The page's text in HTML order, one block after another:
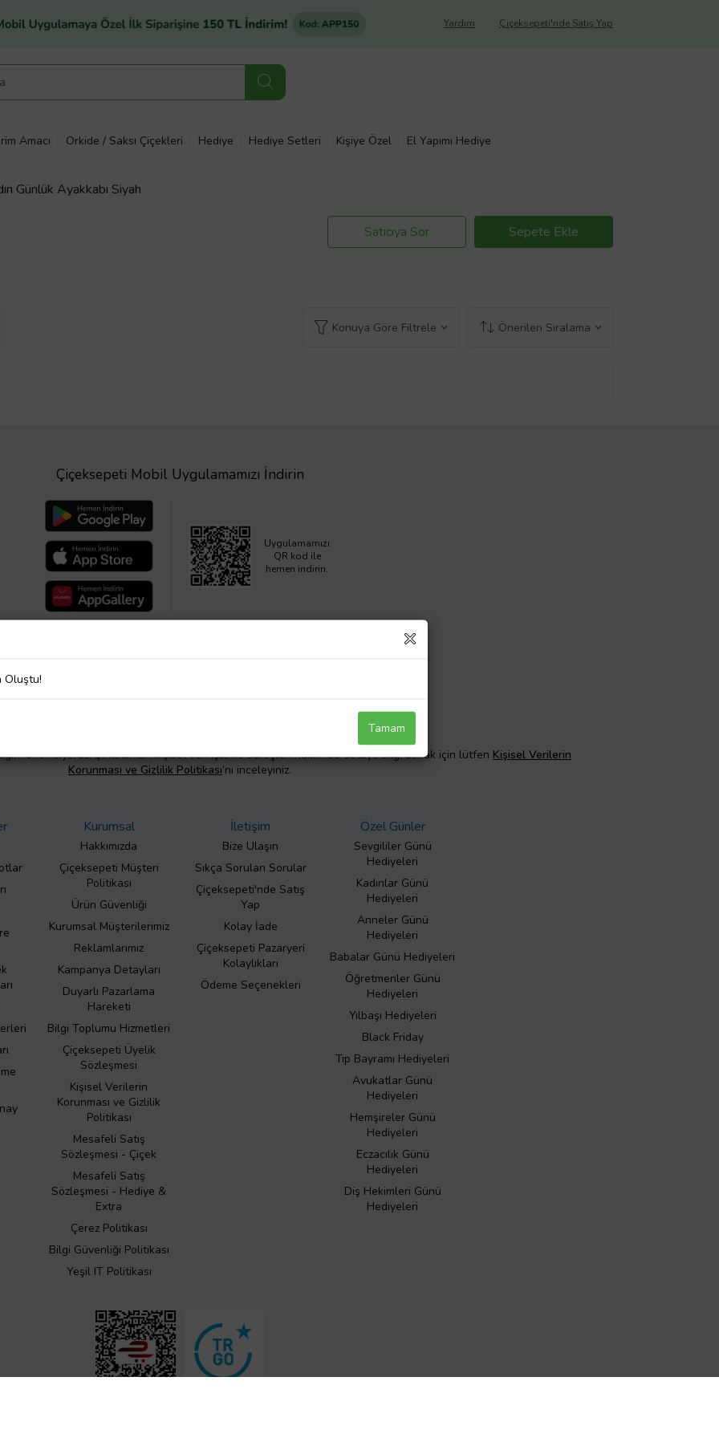
Çiçeksepeti'nde Satış Yap
Yardım
Amacı Orkide / Saksı Çiçekleri Hediye Hediye Setleri Kişiye Özel El Yapımı Hediye
Günlük Ayakkabı Siyah
Satıcıya Sor Sepete Ekle
Konuya Göre Filtrele Önerilen Sıralama
Çiçeksepeti Mobil Uygulamamızı İndirin
Uygulamamızı
QR kod ile
hemen indirin.
önemsiyoruz. Şirketimizin kişisel veri işleme süreçleri hakkında detaylı bilgi almak için lütfen Kişisel Verilerin
Korunması ve Gizlilik Politikası’nı inceleyiniz.
Kurumsal
Hakkımızda
Çiçeksepeti Müşteri
Politikası
Ürün Güvenliği
Kurumsal Müşterilerimiz
Reklamlarımız
Kampanya Detayları
Duyarlı Pazarlama
Hareketi
Bilgi Toplumu Hizmetleri
Çiçeksepeti Üyelik
Sözleşmesi
Kişisel Verilerin
Korunması ve Gizlilik
Politikası
Mesafeli Satış
Sözleşmesi - Çiçek
Mesafeli Satış
Sözleşmesi - Hediye &
Extra
Çerez Politikası
Bilgi Güvenliği Politikası
Yeşil IT Politikası
İletişim
Bize Ulaşın
Sıkça Sorulan Sorular
Çiçeksepeti'nde Satış
Yap
Kolay İade
Çiçeksepeti Pazaryeri
Kolaylıkları
Ödeme Seçenekleri
Özel Günler
Sevgililer Günü
Hediyeleri
Kadınlar Günü
Hediyeleri
Anneler Günü
Hediyeleri
Babalar Günü Hediyeleri
Öğretmenler Günü
Hediyeleri
Yılbaşı Hediyeleri
Black Friday
Tıp Bayramı Hediyeleri
Avukatlar Günü
Hediyeleri
Hemşireler Günü
Hediyeleri
Eczacılık Günü
Hediyeleri
Diş Hekimleri Günü
Hediyeleri
Oluştu!
Tamam